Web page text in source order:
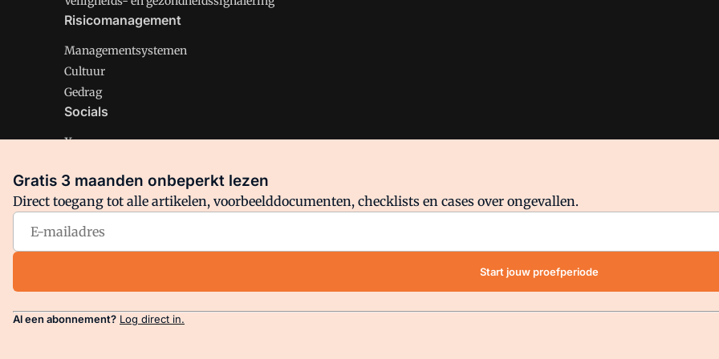
Risicomanagement
Managementsystemen
Cultuur
Gedrag
Socials
X
Facebook
Arbo is onderdeel van VMN media. Lees inons manifestwaar VMN media voor staat. Op gebruik van deze site zijn de
Gratis 3 maanden onbeperkt lezen
Direct toegang tot alle artikelen, voorbeelddocumenten, checklists en cases over ongevallen.
Start jouw proefperiode
Al een abonnement? Log direct in.